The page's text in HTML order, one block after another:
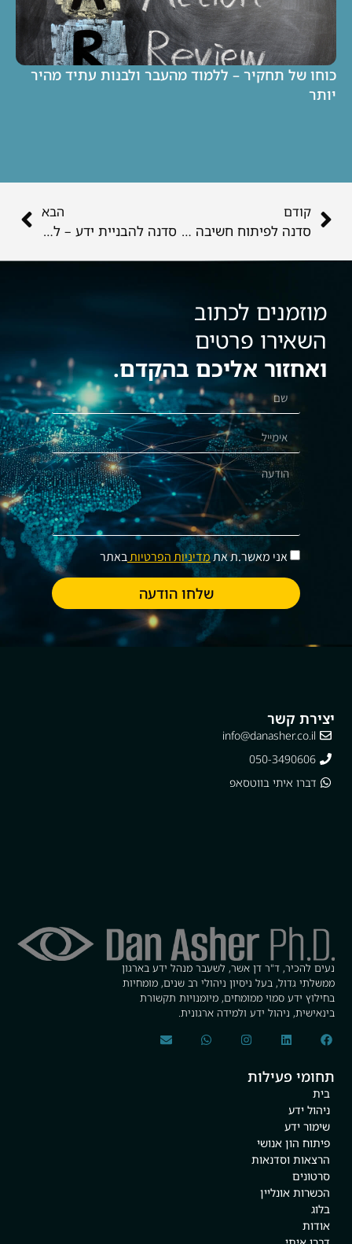
כוחו של תחקיר – ללמוד מהעבר ולבנות עתיד מהיר
יותר
קודם
סדנה לפיתוח חשיבה ביקורתית
הבא
סדנה להבניית ידע – להפוך מחשבות ושיקולים לפריטי ידע כתובים
אני מאשר.ת אתמדיניות הפרטיותבאתר
שלחו הודעה
מוזמנים לכתוב
השאירו פרטים
ואחזור אליכם בהקדם.
נעים להכיר, ד"ר דן אשר, לשעבר מנהל ידע בארגון
ממשלתי גדול, בעל ניסיון ניהולי רב שנים, מומחיות
בחילוץ ידע סמוי ממומחים, מיומנויות תקשורת
בינאישית, ניהול ידע ולמידה ארגונית.
תחומי פעילות
בית
ניהול ידע
שימור ידע
פיתוח הון אנושי
הרצאות וסדנאות
סרטונים
הכשרות אונליין
בלוג
אודות
יצירת קשר
info@danasher.co.il
050-3490606
דברו איתי בווטסאפ